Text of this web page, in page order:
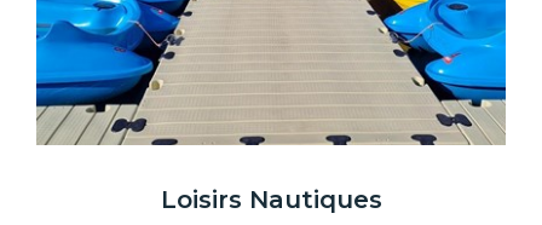
Loisirs Nautiques